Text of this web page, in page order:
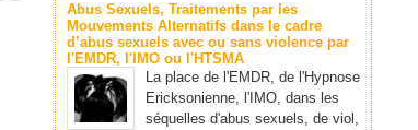
Abus Sexuels, Traitements par les
Mouvements Alternatifs dans le cadre
d’abus sexuels avec ou sans violence par
l'EMDR, l'IMO ou l'HTSMA
La place de l'EMDR, de l'Hypnose
Ericksonienne, l'IMO, dans les
séquelles d'abus sexuels, de viol,